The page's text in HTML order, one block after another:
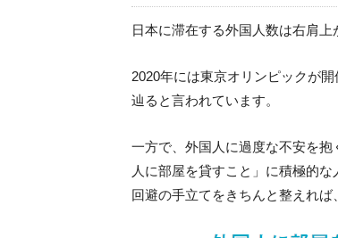
日本に滞在する外国人数は右肩上
2020年には東京オリンピックが
辿ると言われています。
一方で、外国人に過度な不安を
人に部屋を貸すこと」に積極的
回避の手立てをきちんと整えれば